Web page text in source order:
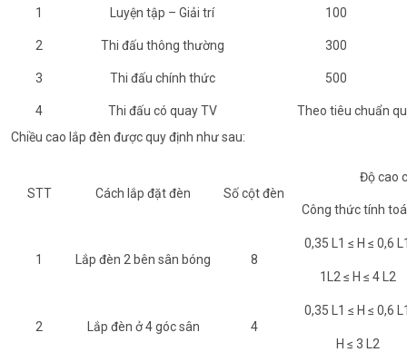
1 Luyện tập – Giải trí 100
2 Thi đấu thông thường 300
3 Thi đấu chính thức 500
4 Thi đấu có quay TV
Theo tiêu chuẩn
Chiều cao lắp đèn được quy định như sau:
STT Cách lắp đặt đèn Số cột đèn
Độ cao
Công thức tính
1 Lắp đèn 2 bên sân bóng 8
0,35 L1 ≤ H ≤ 0,6
1L2 ≤ H ≤ 4 L2
2 Lắp đèn ở 4 góc sân 4
0,35 L1 ≤ H ≤ 0,6
H ≤ 3 L2